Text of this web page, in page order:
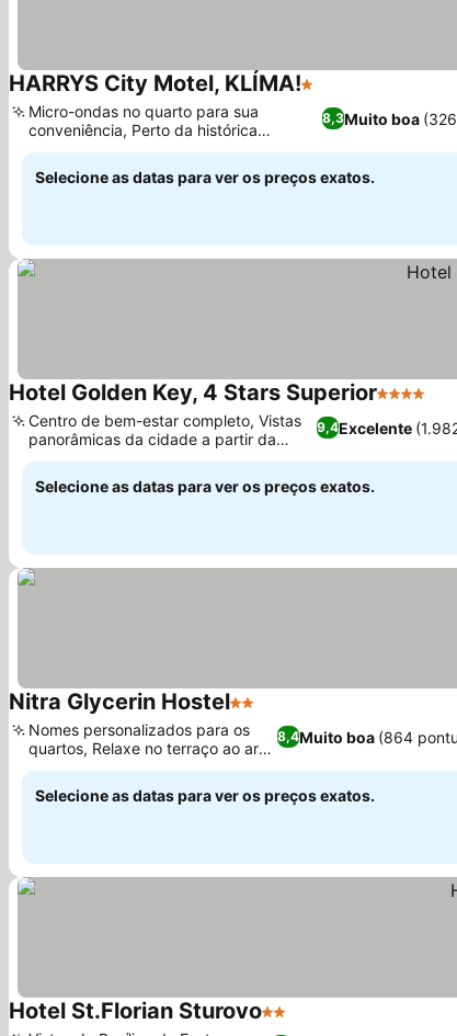
HARRYS City Motel, KLÍMA!1 Estrelas
8,3Muito boa
Micro-ondas no quarto para sua
conveniência, Perto da histórica
Fortaleza de Komarno
Selecione as datas para ver os preços exatos.
Hotel Golden Key, 4 Stars Superior4 Estrelas
9,4Excelente
Centro de bem-estar completo, Vistas
panorâmicas da cidade a partir da
colina Zobor
Selecione as datas para ver os preços exatos.
Nitra Glycerin Hostel2 Estrelas
8,4Muito boa (864
Nomes personalizados para os
quartos, Relaxe no terraço ao ar
livre
Selecione as datas para ver os preços exatos.
Hotel St.Florian Sturovo2 Estrelas